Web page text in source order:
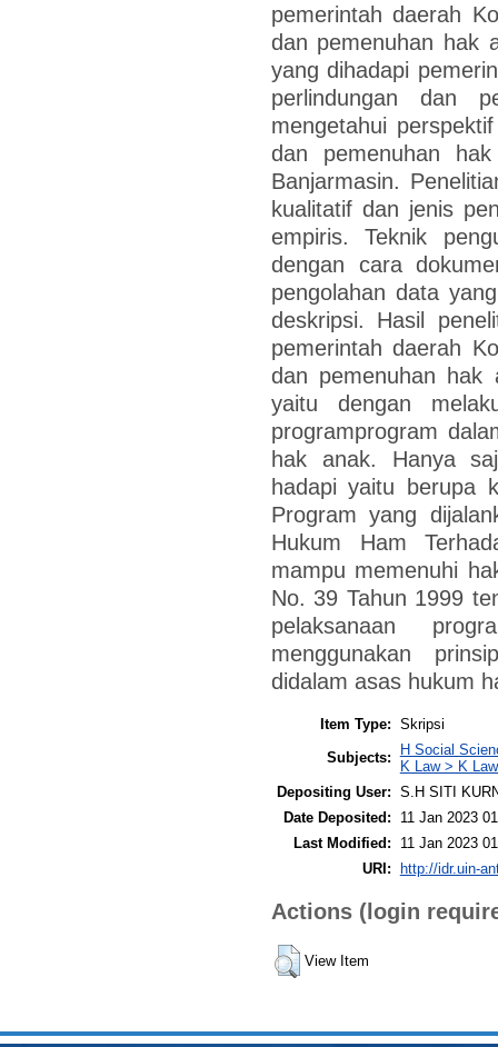
pemerintah daerah
dan pemenuhan hak
yang dihadapi
perlindungan dan
mengetahui
dan pemenuhan
Banjarmasin.
kualitatif dan jenis
empiris. Teknik
dengan cara
pengolahan data
deskripsi. Hasil
pemerintah daerah
dan pemenuhan hak
yaitu dengan
programprogram
hak anak. Hanya
hadapi yaitu berupa
Program yang
Hukum Ham
mampu memenuhi
No. 39 Tahun 1999
pelaksanaan
menggunakan
didalam asas hukum
Item Type: Skripsi
Subjects:
H Social
K Law > K
Depositing User: S.H SITI
Date Deposited:
11 Jan 2023
Last Modified:
11 Jan 2023
URI: http://idr.uin-
Actions (login
View Item